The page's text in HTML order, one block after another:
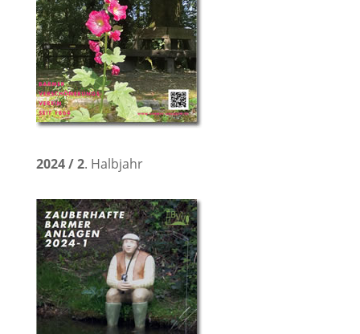
2024 / 2. Halbjahr